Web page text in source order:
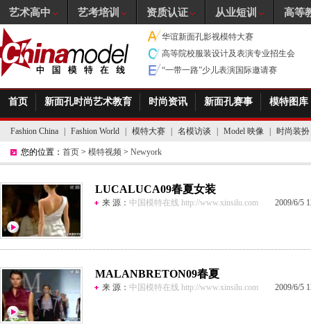
华谊新面孔影视模特大赛
高等院校服装设计及表演专业招生会
“一带一路”少儿表演国际邀请赛
首页 新面孔时尚艺术教育 时尚资讯 新面孔赛事 模特图库
Fashion China Fashion World 模特大赛 名模访谈 Model 映像 时尚装扮
您的位置： 首页 > 模特视频 > Newyork
LUCALUCA09春夏女装
来 源： 中国模特在线 http://www.xinsilu.com 2009/6/5
MALANBRETON09春夏
来 源： 中国模特在线 http://www.xinsilu.com 2009/6/5
艺术高中 艺考培训 资质认证 从业短训 高等